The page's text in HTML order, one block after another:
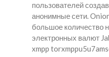
пользователей
анонимные сети.
большое количество
электронных валют
xmpp